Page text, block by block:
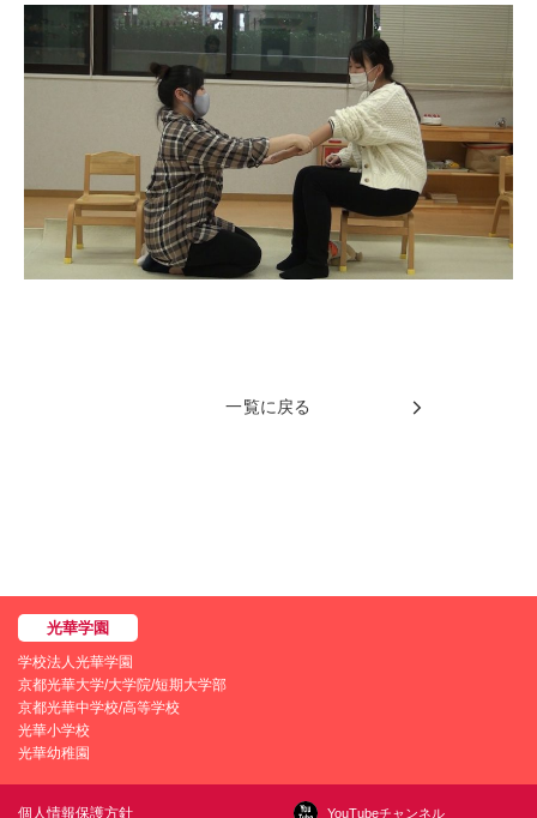
一覧に戻る
学校法人光華学園
京都光華大学/大学院/短期大学部
京都光華中学校/高等学校
光華小学校
光華幼稚園
個人情報保護方針 YouTubeチャンネル